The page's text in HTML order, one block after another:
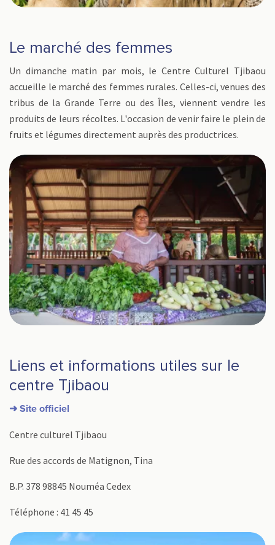
Le marché des femmes
Un dimanche matin par mois, le Centre Culturel Tjibaou
accueille le marché des femmes rurales. Celles-ci, venues des
tribus de la Grande Terre ou des Îles, viennent vendre les
produits de leurs récoltes. L'occasion de venir faire le plein de
fruits et légumes directement auprès des productrices.
Liens et informations utiles sur le
centre Tjibaou
➜ Site officiel
Centre culturel Tjibaou
Rue des accords de Matignon, Tina
B.P. 378 98845 Nouméa Cedex
Téléphone : 41 45 45